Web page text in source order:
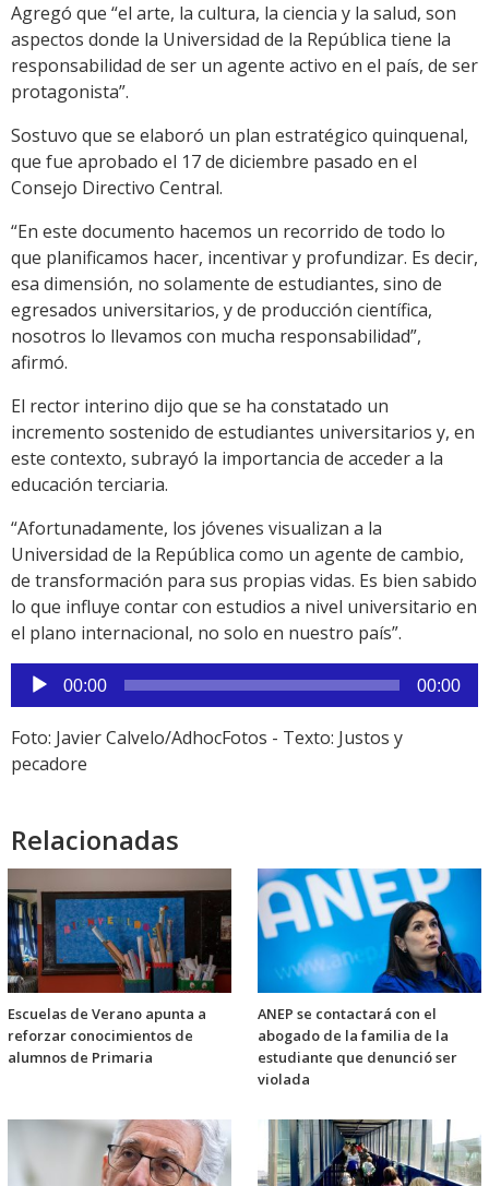
Agregó que “el arte, la cultura, la ciencia y la salud, son
aspectos donde la Universidad de la República tiene la
responsabilidad de ser un agente activo en el país, de ser
protagonista”.
Sostuvo que se elaboró un plan estratégico quinquenal,
que fue aprobado el 17 de diciembre pasado en el
Consejo Directivo Central.
“En este documento hacemos un recorrido de todo lo
que planificamos hacer, incentivar y profundizar. Es decir,
esa dimensión, no solamente de estudiantes, sino de
egresados universitarios, y de producción científica,
nosotros lo llevamos con mucha responsabilidad”,
afirmó.
El rector interino dijo que se ha constatado un
incremento sostenido de estudiantes universitarios y, en
este contexto, subrayó la importancia de acceder a la
educación terciaria.
“Afortunadamente, los jóvenes visualizan a la
Universidad de la República como un agente de cambio,
de transformación para sus propias vidas. Es bien sabido
lo que influye contar con estudios a nivel universitario en
el plano internacional, no solo en nuestro país”.
Reproductor
de
audio
00:00 00:00
Foto: Javier Calvelo/AdhocFotos - Texto: Justos y
pecadore
Relacionadas
Escuelas de Verano apunta a
reforzar conocimientos de
alumnos de Primaria
ANEP se contactará con el
abogado de la familia de la
estudiante que denunció ser
violada